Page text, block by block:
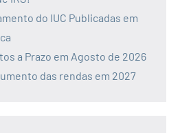
do IUC Publicadas em
a Prazo em Agosto de 2026
das rendas em 2027